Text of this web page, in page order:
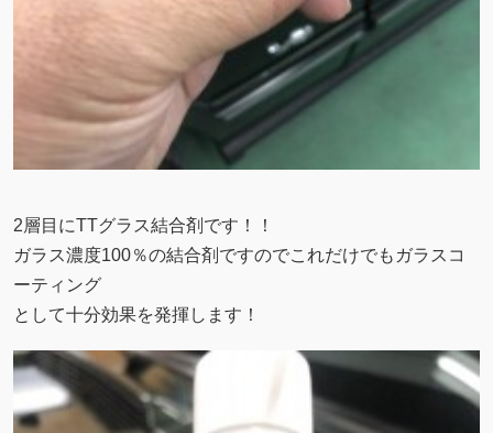
2層目にTTグラス結合剤です！！
ガラス濃度100％の結合剤ですのでこれだけでもガラスコ
ーティング
として十分効果を発揮します！